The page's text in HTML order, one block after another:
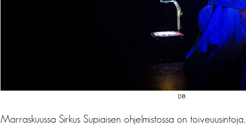
DB.
TOM OF CIRCUS.
Marraskuussa Sirkus Supiaisen ohjelmistossa on toiveuusintoja,